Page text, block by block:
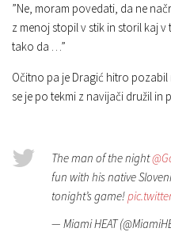
”Ne, moram povedati, da ne
z menoj stopil v stik in storil kaj
tako da …”
Očitno pa je Dragić hitro
se je po tekmi z navijači družil in
The man of the night
fun with his native
tonight’s game!
— Miami HEAT